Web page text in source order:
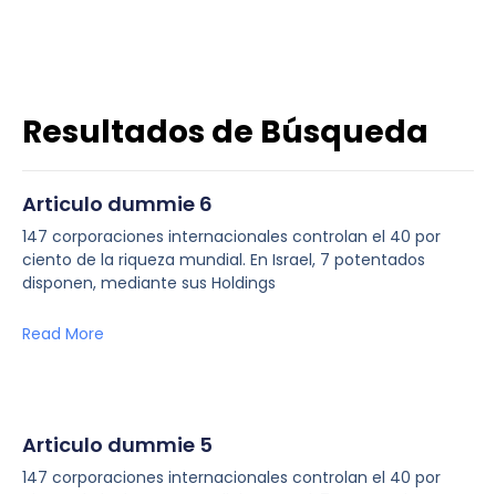
Resultados de Búsqueda
Articulo dummie 6
147 corporaciones internacionales controlan el 40 por
ciento de la riqueza mundial. En Israel, 7 potentados
disponen, mediante sus Holdings
Read More
Articulo dummie 5
147 corporaciones internacionales controlan el 40 por